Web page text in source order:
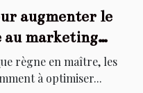
augmenter le
au marketing
règne en maître, les
à optimiser...